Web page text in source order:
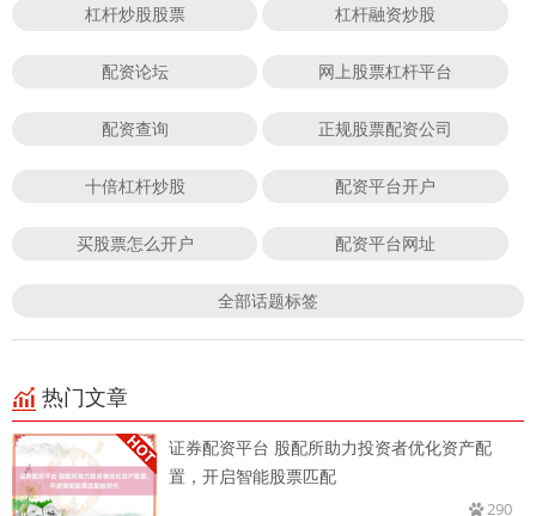
杠杆炒股股票 杠杆融资炒股
配资论坛 网上股票杠杆平台
配资查询 正规股票配资公司
十倍杠杆炒股 配资平台开户
买股票怎么开户 配资平台网址
全部话题标签
热门文章
证券配资平台 股配所助力投资者优化资产配
置，开启智能股票匹配
290